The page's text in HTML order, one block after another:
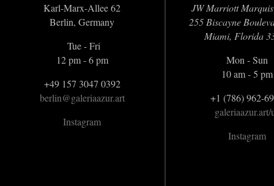
Karl-Marx-Allee 62
Berlin, Germany
Tue - Fri
12 pm - 6 pm
+49 157 3047 0392
berlin@galeriaazur.art
Instagram
JW Marriott
255 Biscayne
Miami, Florida
Mon - Sun
10 am - 5 pm
+1 (786) 962-
galeriaazur.art/
Instagram